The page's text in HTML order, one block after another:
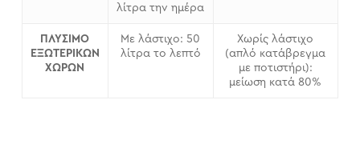
λίτρα την ημέρα
ΠΛΥΣΙΜΟ
ΕΞΩΤΕΡΙΚΩΝ
ΧΩΡΩΝ
Με λάστιχο: 50
λίτρα το λεπτό
Χωρίς λάστιχο
(απλό κατάβρεγμα
με ποτιστήρι):
μείωση κατά 80%